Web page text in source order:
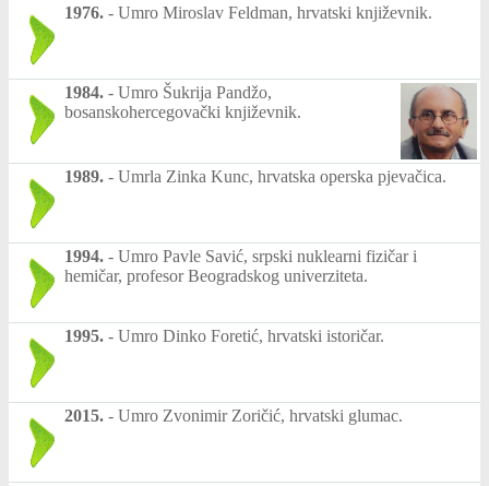
1976. - Umro Miroslav Feldman, hrvatski književnik.
1984. - Umro Šukrija Pandžo,
bosanskohercegovački književnik.
1989. - Umrla Zinka Kunc, hrvatska operska pjevačica.
1994. - Umro Pavle Savić, srpski nuklearni fizičar i
hemičar, profesor Beogradskog univerziteta.
1995. - Umro Dinko Foretić, hrvatski istoričar.
2015. - Umro Zvonimir Zoričić, hrvatski glumac.